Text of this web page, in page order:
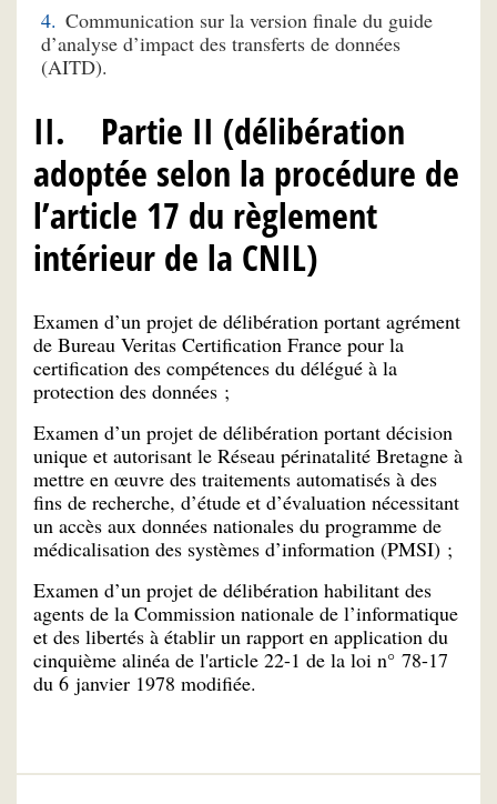
Communication sur la version finale du guide
d’analyse d’impact des transferts de données
(AITD).
II. Partie II (délibération
adoptée selon la procédure de
l’article 17 du règlement
intérieur de la CNIL)
Examen d’un projet de délibération portant agrément
de Bureau Veritas Certification France pour la
certification des compétences du délégué à la
protection des données ;
Examen d’un projet de délibération portant décision
unique et autorisant le Réseau périnatalité Bretagne à
mettre en œuvre des traitements automatisés à des
fins de recherche, d’étude et d’évaluation nécessitant
un accès aux données nationales du programme de
médicalisation des systèmes d’information (PMSI) ;
Examen d’un projet de délibération habilitant des
agents de la Commission nationale de l’informatique
et des libertés à établir un rapport en application du
cinquième alinéa de l'article 22-1 de la loi n° 78-17
du 6 janvier 1978 modifiée.